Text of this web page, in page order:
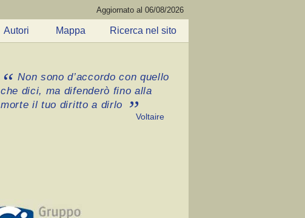
Aggiornato al 06/08/2026
Autori Mappa Ricerca nel sito
Non sono d’accordo con quello
che dici, ma difenderò fino alla
morte il tuo diritto a dirlo
Voltaire